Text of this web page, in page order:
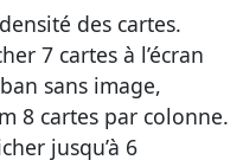
des cartes.
7 cartes à l’écran
sans image,
8 cartes par colonne.
jusqu’à 6